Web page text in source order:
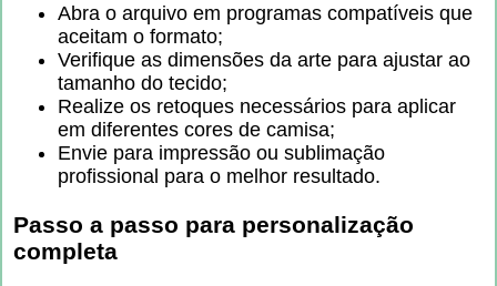
Abra o arquivo em programas compatíveis que
aceitam o formato;
Verifique as dimensões da arte para ajustar ao
tamanho do tecido;
Realize os retoques necessários para aplicar
em diferentes cores de camisa;
Envie para impressão ou sublimação
profissional para o melhor resultado.
Passo a passo para personalização
completa